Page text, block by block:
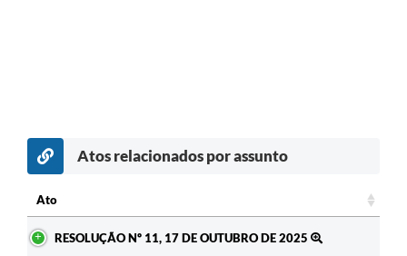
Atos relacionados por assunto
Ato
RESOLUÇÃO Nº 11, 17 DE OUTUBRO DE 2025